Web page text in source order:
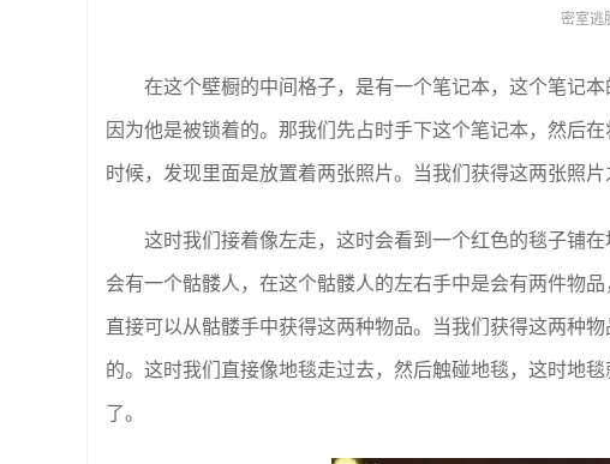
密室逃
在这个壁橱的中间格子，是有一个笔记本，这个笔记
因为他是被锁着的。那我们先占时手下这个笔记本，然后
时候，发现里面是放置着两张照片。当我们获得这两张照
这时我们接着像左走，这时会看到一个红色的毯子铺
会有一个骷髅人，在这个骷髅人的左右手中是会有两件物
直接可以从骷髅手中获得这两种物品。当我们获得这两种
的。这时我们直接像地毯走过去，然后触碰地毯，这时地
了。